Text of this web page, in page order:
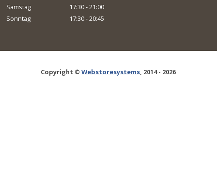
Samstag
17:30 - 21:00
Sonntag
17:30 - 20:45
Copyright ©Webstoresystems, 2014 - 2026